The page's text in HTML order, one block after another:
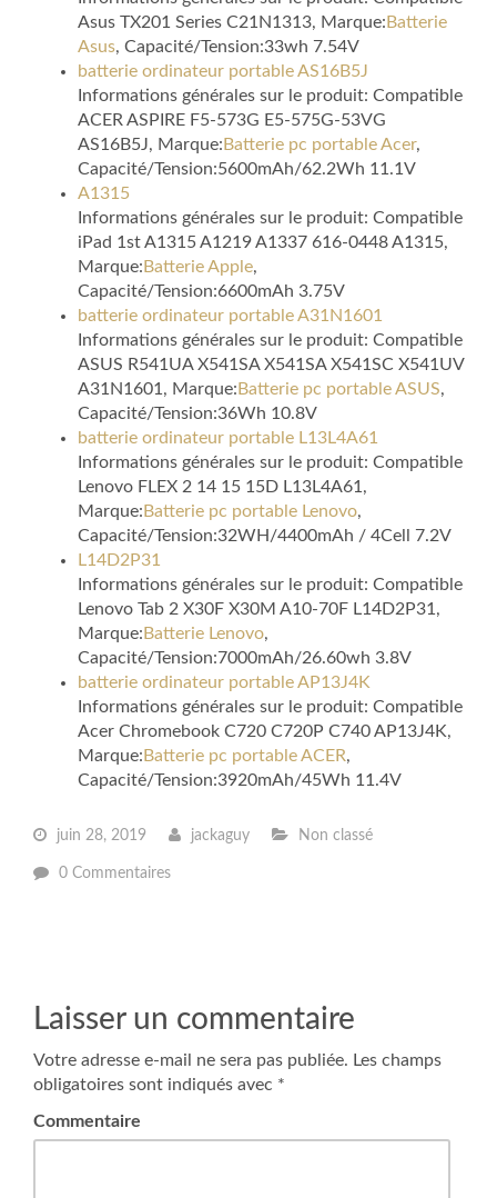
Asus TX201 Series C21N1313, Marque: Batterie
Asus, Capacité/Tension:33wh 7.54V
batterie ordinateur portable AS16B5J
Informations générales sur le produit: Compatible
ACER ASPIRE F5-573G E5-575G-53VG
AS16B5J, Marque: Batterie pc portable Acer,
Capacité/Tension:5600mAh/62.2Wh 11.1V
A1315
Informations générales sur le produit: Compatible
iPad 1st A1315 A1219 A1337 616-0448 A1315,
Marque: Batterie Apple,
Capacité/Tension:6600mAh 3.75V
batterie ordinateur portable A31N1601
Informations générales sur le produit: Compatible
ASUS R541UA X541SA X541SA X541SC X541UV
A31N1601, Marque: Batterie pc portable ASUS,
Capacité/Tension:36Wh 10.8V
batterie ordinateur portable L13L4A61
Informations générales sur le produit: Compatible
Lenovo FLEX 2 14 15 15D L13L4A61,
Marque: Batterie pc portable Lenovo,
Capacité/Tension:32WH/4400mAh / 4Cell 7.2V
L14D2P31
Informations générales sur le produit: Compatible
Lenovo Tab 2 X30F X30M A10-70F L14D2P31,
Marque: Batterie Lenovo,
Capacité/Tension:7000mAh/26.60wh 3.8V
batterie ordinateur portable AP13J4K
Informations générales sur le produit: Compatible
Acer Chromebook C720 C720P C740 AP13J4K,
Marque: Batterie pc portable ACER,
Capacité/Tension:3920mAh/45Wh 11.4V
juin 28, 2019 jackaguy Non classé
0 Commentaires
Laisser un commentaire
Votre adresse e-mail ne sera pas publiée. Les champs
obligatoires sont indiqués avec *
Commentaire